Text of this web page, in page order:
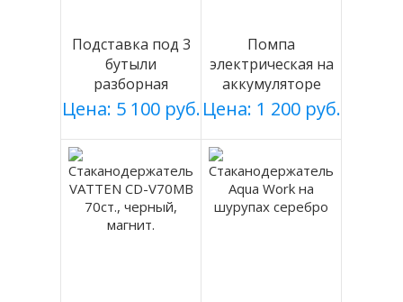
Подставка под 3
бутыли
разборная
(БЕЛАЯ), Россия
Цена: 5 100 руб.
Помпа
электрическая на
аккумуляторе
DP-MW500
Цена: 1 200 руб.